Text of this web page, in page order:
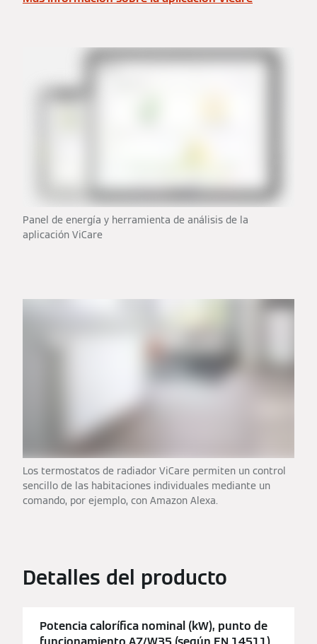
Panel de energía y herramienta de análisis de la
aplicación ViCare
Los termostatos de radiador ViCare permiten un control
sencillo de las habitaciones individuales mediante un
comando, por ejemplo, con Amazon Alexa.
Detalles del producto
Potencia calorífica nominal (kW), punto de